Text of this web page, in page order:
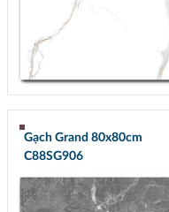
Gạch Grand 80x80cm
C88SG906